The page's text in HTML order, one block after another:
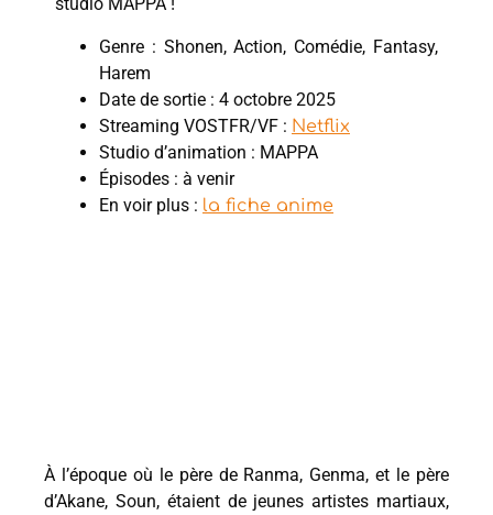
Genre : Shonen, Action, Comédie, Fantasy,
Harem
Date de sortie : 4 octobre 2025
Streaming VOSTFR/VF : Netflix
Studio d’animation : MAPPA
Épisodes : à venir
En voir plus : la fiche anime
À l’époque où le père de Ranma, Genma, et le père
d’Akane, Soun, étaient de jeunes artistes martiaux,